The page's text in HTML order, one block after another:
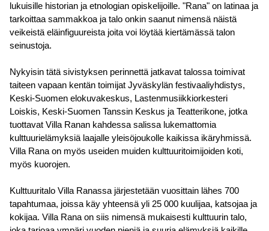
lukuisille historian ja etnologian opiskelijoille. "Rana" on latinaa ja
tarkoittaa sammakkoa ja talo onkin saanut nimensä näistä
veikeistä eläinfiguureista joita voi löytää kiertämässä talon
seinustoja.
Nykyisin tätä sivistyksen perinnettä jatkavat talossa toimivat
taiteen vapaan kentän toimijat Jyväskylän festivaaliyhdistys,
Keski-Suomen elokuvakeskus, Lastenmusiikkiorkesteri
Loiskis, Keski-Suomen Tanssin Keskus ja Teatterikone, jotka
tuottavat Villa Ranan kahdessa salissa lukemattomia
kulttuurielämyksiä laajalle yleisöjoukolle kaikissa ikäryhmissä.
Villa Rana on myös useiden muiden kulttuuritoimijoiden koti,
myös kuorojen.
Kulttuuritalo Villa Ranassa järjestetään vuosittain lähes 700
tapahtumaa, joissa käy yhteensä yli 25 000 kuulijaa, katsojaa ja
kokijaa. Villa Rana on siis nimensä mukaisesti kulttuurin talo,